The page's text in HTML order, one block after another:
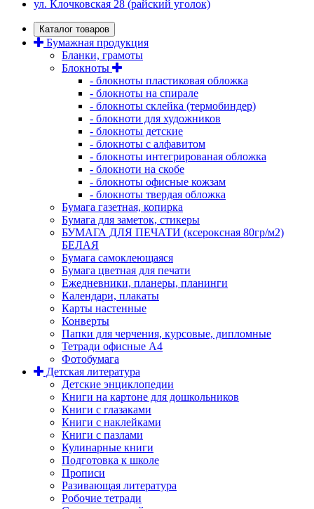
ул. Клочковская 28 (райский уголок)
Каталог товаров
Бумажная продукция
Бланки, грамоты
Блокноты
- блокноты пластиковая обложка
- блокноты на спирале
- блокноты склейка (термобиндер)
- блокноти для художников
- блокноты детские
- блокноты с алфавитом
- блокноты интегрированая обложка
- блокноти на скобе
- блокноты офисные кожзам
- блокноты твердая обложка
Бумага газетная, копирка
Бумага для заметок, стикеры
БУМАГА ДЛЯ ПЕЧАТИ (ксероксная 80гр/м2)
БЕЛАЯ
Бумага самоклеющаяся
Бумага цветная для печати
Ежедневники, планеры, планинги
Календари, плакаты
Карты настенные
Конверты
Папки для черчения, курсовые, дипломные
Тетради офисные А4
Фотобумага
Детская литература
Детские энциклопедии
Книги на картоне для дошкольников
Книги с глазаками
Книги с наклейками
Книги с пазлами
Кулинарные книги
Подготовка к школе
Прописи
Разивающая литература
Робочие тетради